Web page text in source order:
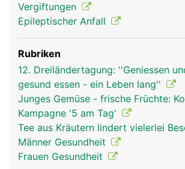
Vergiftungen
Epileptischer Anfall
Rubriken
12. Dreiländertagung: ''Geniessen
gesund essen - ein Leben lang''
Junges Gemüse - frische Früchte:
Kampagne '5 am Tag'
Tee aus Kräutern lindert vielerlei
Männer Gesundheit
Frauen Gesundheit